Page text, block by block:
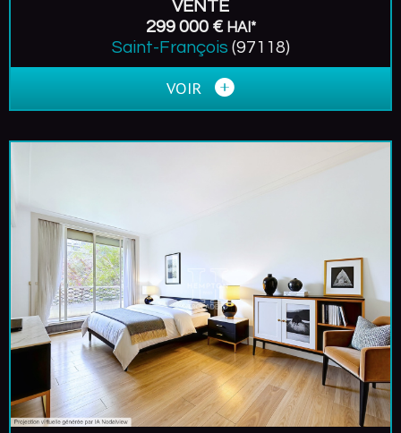
VENTE
299 000 € HAI*
Saint-François (97118)
VOIR